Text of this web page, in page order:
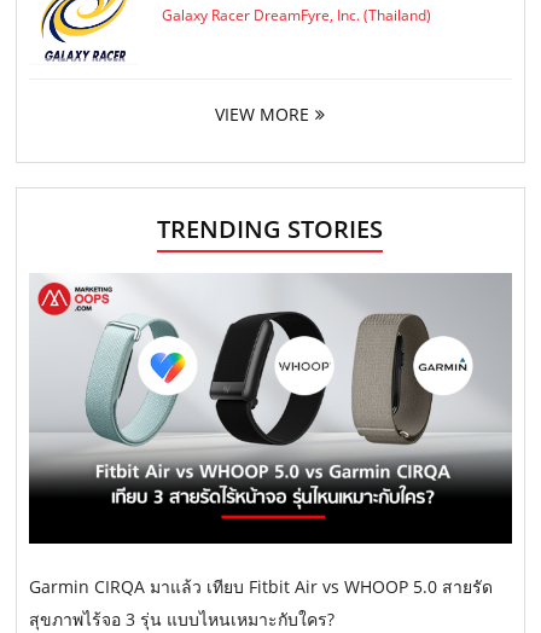
Galaxy Racer DreamFyre, Inc. (Thailand)
VIEW MORE
TRENDING STORIES
Garmin CIRQA มาแล้ว เทียบ Fitbit Air vs WHOOP 5.0 สายรัด
สุขภาพไร้จอ 3 รุ่น แบบไหนเหมาะกับใคร?